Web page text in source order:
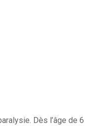
Dès l’âge de